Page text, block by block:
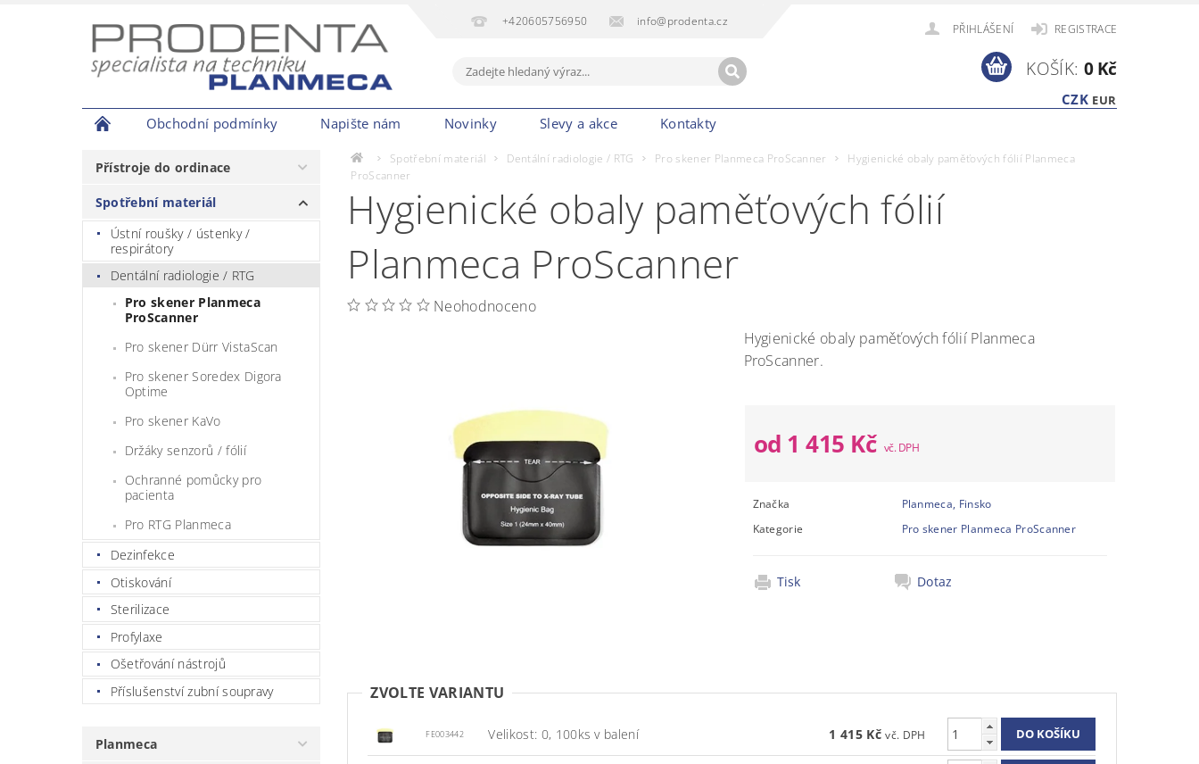
+420605756950 info@prodenta.cz
PŘIHLÁŠENÍ REGISTRACE
CZK EUR
KOŠÍK: 0 Kč
Obchodní podmínky Napište nám Novinky Slevy a akce Kontakty
Přístroje do ordinace
Spotřební materiál
Ústní roušky / ústenky /
respirátory
Dentální radiologie / RTG
Pro skener Planmeca
ProScanner
Pro skener Dürr VistaScan
Pro skener Soredex Digora
Optime
Pro skener KaVo
Držáky senzorů / fólií
Ochranné pomůcky pro
pacienta
Pro RTG Planmeca
Dezinfekce
Otiskování
Sterilizace
Profylaxe
Ošetřování nástrojů
Příslušenství zubní soupravy
Planmeca
Spotřební materiál Dentální radiologie / RTG Pro skener Planmeca ProScanner
Hygienické obaly paměťových fólií Planmeca
ProScanner
Hygienické obaly paměťových fólií
Planmeca ProScanner
Neohodnoceno
Hygienické obaly paměťových fólií Planmeca
ProScanner.
od 1 415 Kč
Značka
Planmeca, Finsko
Kategorie
Pro skener Planmeca ProScanner
Tisk Dotaz
ZVOLTE VARIANTU
FE003442 Velikost: 0, 100ks v balení 1 415 Kč